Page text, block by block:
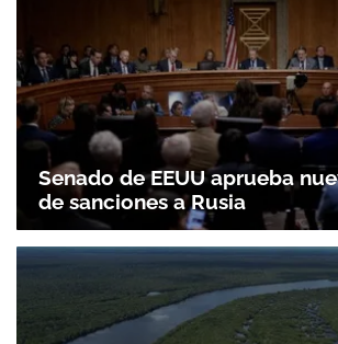
Senado de EEUU aprueba
de sanciones a Rusia